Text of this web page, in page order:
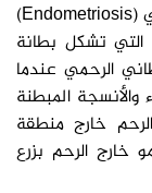
بطانة الرحم المهاجرة أو الانتباذ البطاني الرحمي (Endometriosis)
تشكل بطانة
الرحمي عندما
المبطنة
خارج منطقة
خارج الرحم بزرع